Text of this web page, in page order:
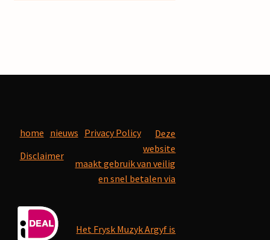
home nieuws Privacy Policy
Disclaimer
Deze
website
maakt gebruik van veilig
en snel betalen via
Het Frysk Muzyk Argyf is